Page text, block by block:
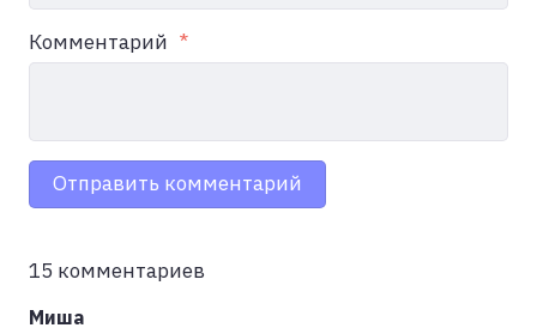
Комментарий
Отправить комментарий
15 комментариев
Миша